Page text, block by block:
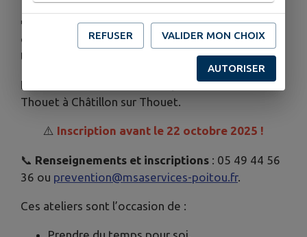
➡️ Ce parcours est composé de4 séances
collectives
de 2h45 et
1 entretien individuel
téléphonique.
Lieu :
, 1 boulevard du
Thouet à Châtillon sur Thouet.
⚠️ Inscription avant le 22 octobre 2025 !
📞 Renseignements et inscriptions : 05 49 44 56
36 ou prevention@msaservices-poitou.fr.
Ces ateliers sont l’occasion de :
REFUSER VALIDER MON CHOIX
AUTORISER